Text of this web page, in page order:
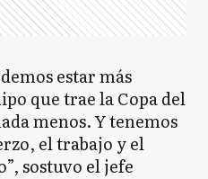
estar más
que trae la Copa del
menos. Y tenemos
el trabajo y el
sostuvo el jefe